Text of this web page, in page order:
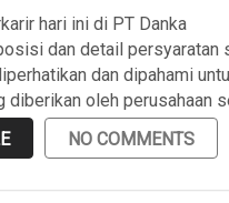
hari ini di PT Danka
dan detail persyaratan
dan dipahami
diberikan oleh perusahaan
NO COMMENTS